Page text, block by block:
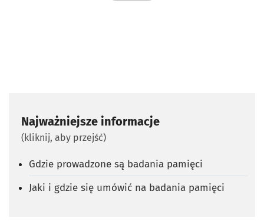
Najważniejsze informacje
(kliknij, aby przejść)
Gdzie prowadzone są badania pamięci
Jaki i gdzie się umówić na badania pamięci